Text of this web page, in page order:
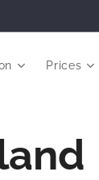
Prices